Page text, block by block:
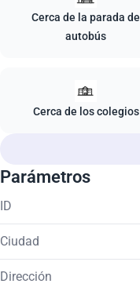
Cerca de la parada de
autobús
Cerca de los colegios
Parámetros
ID
Ciudad
Dirección